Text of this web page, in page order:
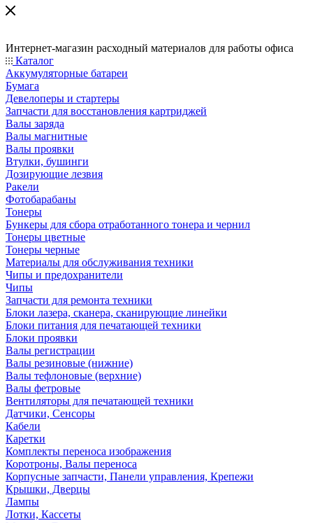
Интернет-магазин расходный материалов для работы офиса
Каталог
Аккумуляторные батареи
Бумага
Девелоперы и стартеры
Запчасти для восстановления картриджей
Валы заряда
Валы магнитные
Валы проявки
Втулки, бушинги
Дозирующие лезвия
Ракели
Фотобарабаны
Тонеры
Бункеры для сбора отработанного тонера и чернил
Тонеры цветные
Тонеры черные
Материалы для обслуживания техники
Чипы и предохранители
Чипы
Запчасти для ремонта техники
Блоки лазера, сканера, сканирующие линейки
Блоки питания для печатающей техники
Блоки проявки
Валы регистрации
Валы резиновые (нижние)
Валы тефлоновые (верхние)
Валы фетровые
Вентиляторы для печатающей техники
Датчики, Сенсоры
Кабели
Каретки
Комплекты переноса изображения
Коротроны, Валы переноса
Корпусные запчасти, Панели управления, Крепежи
Крышки, Дверцы
Лампы
Лотки, Кассеты